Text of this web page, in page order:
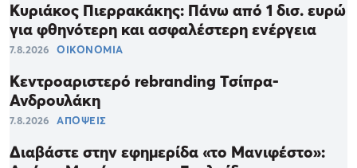
Κυριάκος Πιερρακάκης: Πάνω από 1 δισ. ευρώ
για φθηνότερη και ασφαλέστερη ενέργεια
7.8.2026 ΟΙΚΟΝΟΜΙΑ
Κεντροαριστερό rebranding Τσίπρα-
Ανδρουλάκη
7.8.2026 ΑΠΟΨΕΙΣ
Διαβάστε στην εφημερίδα «το Μανιφέστο»: